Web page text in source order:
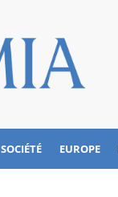
SOCIÉTÉ EUROPE